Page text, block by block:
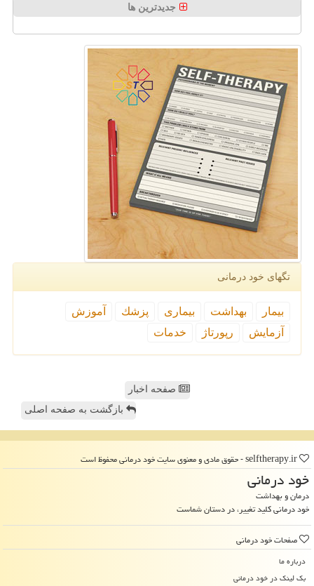
جدیدترین ها
تگهای خود درمانی
بیمار بهداشت بیماری پزشك
آموزش
آزمایش
رپورتاژ خدمات
صفحه اخبار
بازگشت به صفحه اصلی
خود درمانی
درمان و بهداشت
خود درمانی کلید تغییر، در دستان شماست
صفحات خود درمانی
درباره ما
بک لینک در خود درمانی